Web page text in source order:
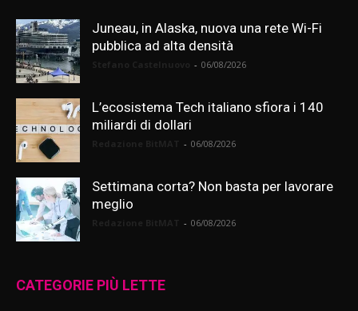
Juneau, in Alaska, nuova una rete Wi-Fi
pubblica ad alta densità
- 06/08/2026
L’ecosistema Tech italiano sfiora i 140
miliardi di dollari
- 06/08/2026
Settimana corta? Non basta per lavorare
meglio
- 06/08/2026
CATEGORIE PIÙ LETTE